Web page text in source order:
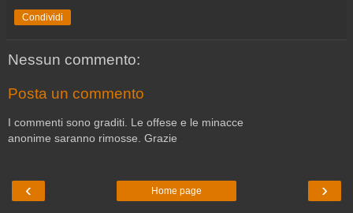
Condividi
Nessun commento:
Posta un commento
I commenti sono graditi. Le offese e le minacce
anonime saranno rimosse. Grazie
‹ ›
Home page